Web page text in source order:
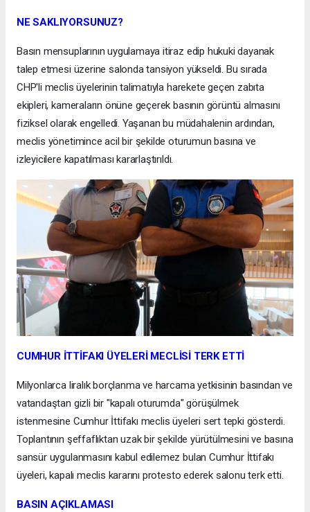
NE SAKLIYORSUNUZ?
Basın mensuplarının uygulamaya itiraz edip hukuki dayanak
talep etmesi üzerine salonda tansiyon yükseldi. Bu sırada
CHP'li meclis üyelerinin talimatıyla harekete geçen zabıta
ekipleri, kameraların önüne geçerek basının görüntü almasını
fiziksel olarak engelledi. Yaşanan bu müdahalenin ardından,
meclis yönetimince acil bir şekilde oturumun basına ve
izleyicilere kapatılması kararlaştırıldı.
CUMHUR İTTİFAKI ÜYELERİ MECLİSİ TERK ETTİ
Milyonlarca liralık borçlanma ve harcama yetkisinin basından ve
vatandaştan gizli bir "kapalı oturumda" görüşülmek
istenmesine Cumhur İttifakı meclis üyeleri sert tepki gösterdi.
Toplantının şeffaflıktan uzak bir şekilde yürütülmesini ve basına
sansür uygulanmasını kabul edilemez bulan Cumhur İttifakı
üyeleri, kapalı meclis kararını protesto ederek salonu terk etti.
BASIN AÇIKLAMASI